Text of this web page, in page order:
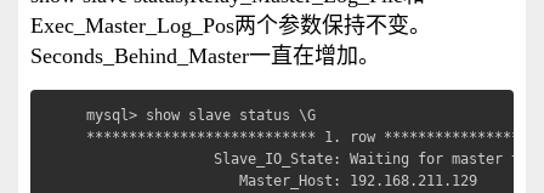
Exec_Master_Log_Pos两个参数保持不变。
Seconds_Behind_Master一直在增加。
mysql> show slave status \G
*************************** 1. row
Slave_IO_State: Waiting for master to
Master_Host: 192.168.211.129